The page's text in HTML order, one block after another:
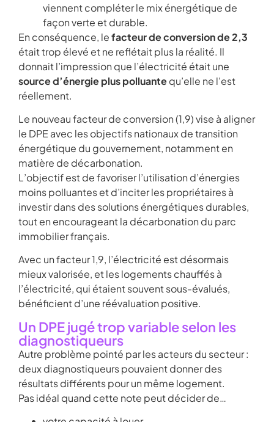
viennent compléter le mix énergétique de
façon verte et durable.
En conséquence, lefacteur de conversion de 2,3
était trop élevé et ne reflétait plus la réalité. Il
donnait l’impression que l’électricité était une
source d’énergie plus polluantequ’elle ne l’est
réellement.
Le nouveau facteur de conversion (1,9) vise à aligner
le DPE avec les objectifs nationaux de transition
énergétique du gouvernement, notamment en
matière de décarbonation.
L’objectif est de favoriser l’utilisation d’énergies
moins polluantes et d’inciter les propriétaires à
investir dans des solutions énergétiques durables,
tout en encourageant la décarbonation du parc
immobilier français.
Avec un facteur 1,9, l’électricité est désormais
mieux valorisée, et les logements chauffés à
l’électricité, qui étaient souvent sous-évalués,
bénéficient d’une réévaluation positive.
Un DPE jugé trop variable selon les
diagnostiqueurs
Autre problème pointé par les acteurs du secteur :
deux diagnostiqueurs pouvaient donner des
résultats différents pour un même logement.
Pas idéal quand cette note peut décider de…